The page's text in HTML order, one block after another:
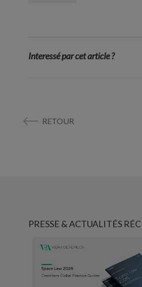
Interessé par cet article ?
RETOUR
PRESSE & ACTUALITÉS